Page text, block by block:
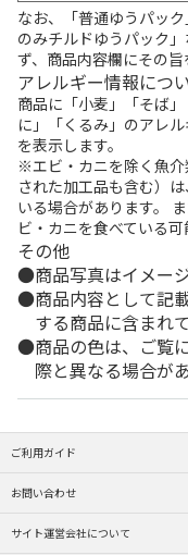
なお、「普通ゆうパッ
のみチルドゆうパック
ず、商品内容欄にその旨
アレルギー情報につ
商品に「小麦」「そば
に」「くるみ」のアレ
を表示します。
※エビ・カニを除く魚
された加工品も含む）
いる場合があります。
ビ・カニを食べている可
その他
商品写真はイメージ
商品内容として記
する商品に含まれ
商品の色は、ご覧
際と異なる場合が
ご利用ガイド
お問い合わせ
サイト運営会社について